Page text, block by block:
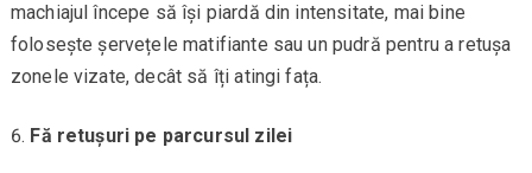
machiajul începe să își piardă din intensitate, mai bine
folosește șervețele matifiante sau un pudră pentru a retușa
zonele vizate, decât să îți atingi fața.
Fă retușuri pe parcursul zilei